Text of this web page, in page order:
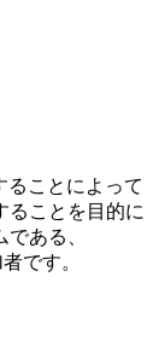
ることによって
ることを目的に
ある、
です。